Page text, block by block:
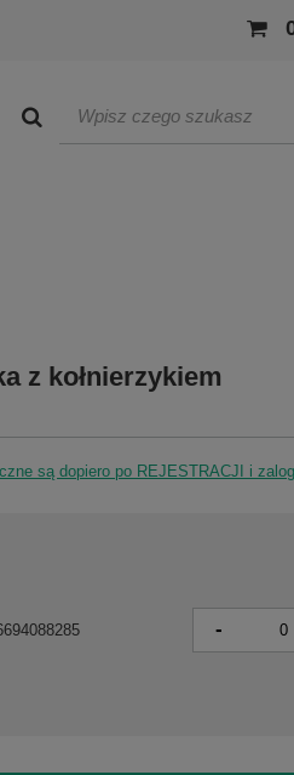
z kołnierzykiem
są dopiero po REJESTRACJI i
-